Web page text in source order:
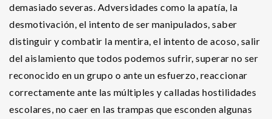
demasiado severas. Adversidades como la apatía, la
desmotivación, el intento de ser manipulados, saber
distinguir y combatir la mentira, el intento de acoso, salir
del aislamiento que todos podemos sufrir, superar no ser
reconocido en un grupo o ante un esfuerzo, reaccionar
correctamente ante las múltiples y calladas hostilidades
escolares, no caer en las trampas que esconden algunas